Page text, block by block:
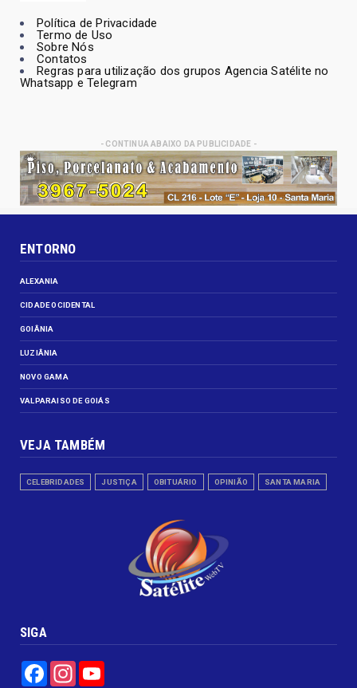
Política de Privacidade
Termo de Uso
Sobre Nós
Contatos
Regras para utilização dos grupos Agencia Satélite no
Whatsapp e Telegram
- CONTINUA ABAIXO DA PUBLICIDADE -
ENTORNO
ALEXANIA
CIDADE OCIDENTAL
GOIÂNIA
LUZIÂNIA
NOVO GAMA
VALPARAISO DE GOIÁS
VEJA TAMBÉM
CELEBRIDADES JUSTIÇA OBITUÁRIO OPINIÃO SANTA MARIA
SIGA
FacebookInstagram